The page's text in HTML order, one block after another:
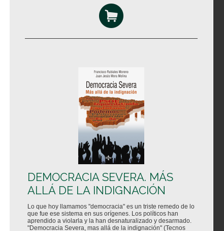
DEMOCRACIA SEVERA. MÁS
ALLÁ DE LA INDIGNACIÓN
Lo que hoy llamamos "democracia" es un triste remedo de lo
que fue ese sistema en sus orígenes. Los políticos han
aprendido a violarla y la han desnaturalizado y desarmado.
"Democracia Severa, mas allá de la indignación" (Tecnos